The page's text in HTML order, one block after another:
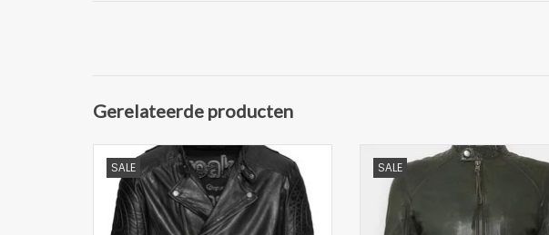
Gerelateerde producten
SALE
Mooie leren jack van FREAKY NATION
normaal pasvorm
hoogwaardig schapenleer
smalle staande kraag
hoogsluitende rits
SALE
Mooie leren jas van tigha
normale pasvorm
hoogwaardig schapenleer
smalle staande kraag
hoogsluitende rits